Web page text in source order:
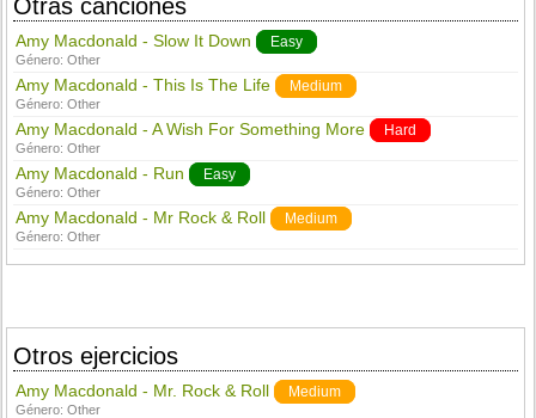
Otras canciones
Amy Macdonald - Slow It Down Easy
Género:Other
Amy Macdonald - This Is The Life Medium
Género:Other
Amy Macdonald - A Wish For Something More Hard
Género:Other
Amy Macdonald - Run Easy
Género:Other
Amy Macdonald - Mr Rock & Roll Medium
Género:Other
Otros ejercicios
Amy Macdonald - Mr. Rock & Roll Medium
Género:Other